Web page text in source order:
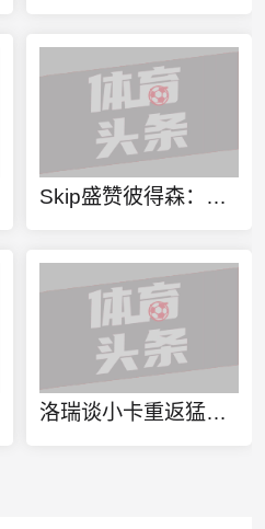
Skip盛赞彼得森：选秀前我就说了 他会是本届最强球员
洛瑞谈小卡重返猛龙：球队想再夺一个冠军 这一切都将从小卡开始